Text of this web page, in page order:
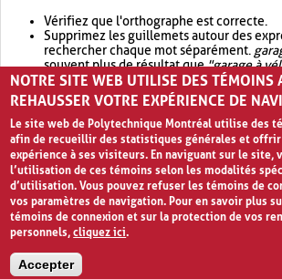
Vérifiez que l'orthographe est correcte.
Supprimez les guillemets autour des
rechercher chaque mot séparément.
souvent plus de résultat que"garage à
Envisagez d'élargir votre recherche avec
retournera souvent plus de résultat que
NOTRE SITE WEB UTILISE DES TÉMOINS
REHAUSSER VOTRE EXPÉRIENCE DE
Le site web de Polytechnique Montréal utilise des
afin de recueillir des statistiques générales et
expérience à ses visiteurs. En naviguant sur le site,
l’utilisation de ces témoins selon les modalités
d’utilisation. Vous pouvez refuser les témoins de
vos paramètres de navigation. Pour en savoir plus
témoins de connexion et sur la protection de vos
personnels,cliquez ici.
Accepter